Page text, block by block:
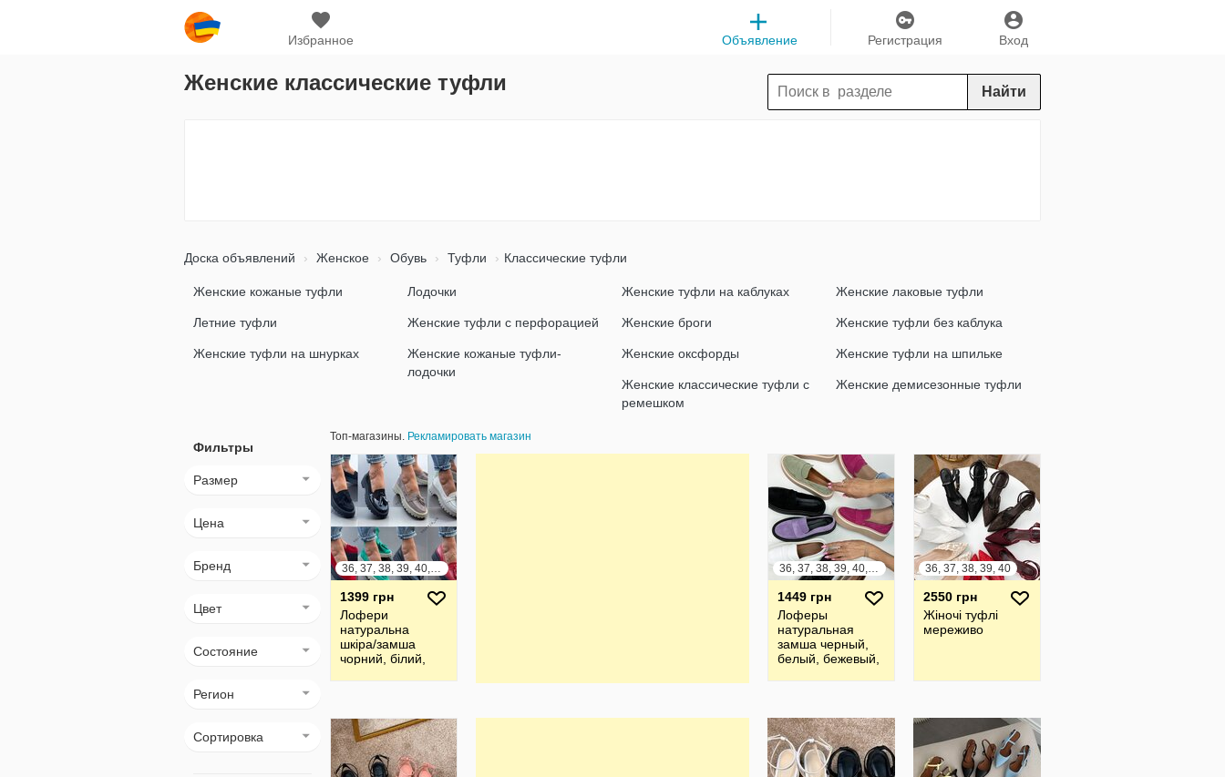
Избранное Вход
Регистрация
Объявление
Женские классические туфли Найти
Доска объявлений Женское Обувь Туфли Классические туфли
Женские кожаные туфли Лодочки Женские туфли на каблуках Женские лаковые туфли
Летние туфли Женские туфли с перфорацией Женские броги Женские туфли без каблука
Женские туфли на шнурках
Женские кожаные туфли-
лодочки
Женские оксфорды Женские туфли на шпильке
Женские классические туфли с
ремешком
Женские демисезонные туфли
Фильтры
Размер
Цена
Бренд
Цвет
Состояние
Регион
Сортировка
Топ-магазины. Рекламировать магазин
36, 37, 38, 39, 40, 41
1399 грн
Лофери
натуральна
шкіра/замша
чорний, білий,
36, 37, 38, 39, 40, 41
1449 грн
Лоферы
натуральная
замша черный,
белый, бежевый,
36, 37, 38, 39, 40
2550 грн
Жіночі туфлі
мереживо